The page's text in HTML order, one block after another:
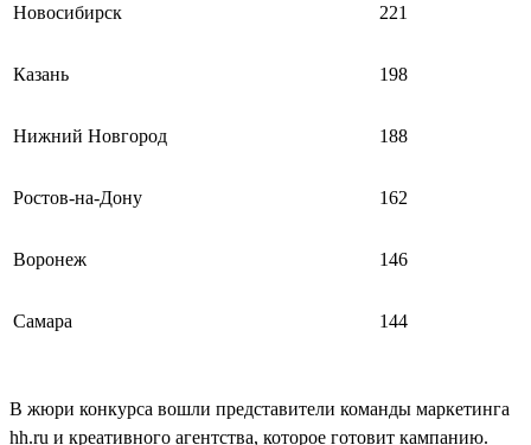
Новосибирск 221
Казань 198
Нижний Новгород 188
Ростов-на-Дону 162
Воронеж 146
Самара 144
В жюри конкурса вошли представители команды маркетинга
hh.ru и креативного агентства, которое готовит кампанию.